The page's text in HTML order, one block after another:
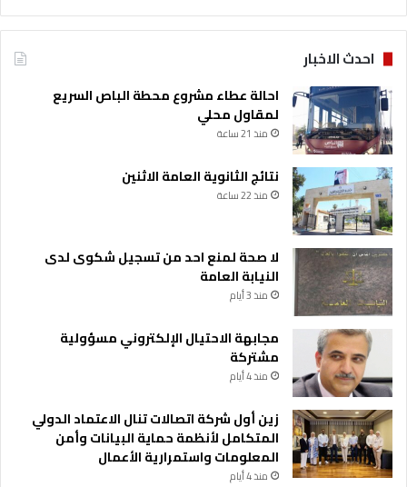
احدث الاخبار
احالة عطاء مشروع محطة الباص السريع
لمقاول محلي
منذ 21 ساعة
نتائج الثانوية العامة الاثنين
منذ 22 ساعة
لا صحة لمنع احد من تسجيل شكوى لدى
النيابة العامة
منذ 3 أيام
مجابهة الاحتيال الإلكتروني مسؤولية
مشتركة
منذ 4 أيام
زين أول شركة اتصالات تنال الاعتماد الدولي
المتكامل لأنظمة حماية البيانات وأمن
المعلومات واستمرارية الأعمال
منذ 4 أيام